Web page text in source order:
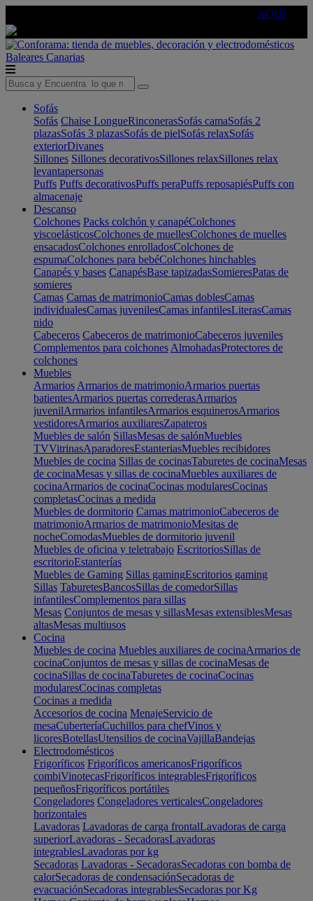
AQUÍ
Baleares Canarias
Sofás
Sofás Chaise LongueRinconerasSofás camaSofás 2
plazasSofás 3 plazasSofás de pielSofás relaxSofás
exteriorDivanes
Sillones Sillones decorativosSillones relaxSillones relax
levantapersonas
Puffs Puffs decorativosPuffs peraPuffs reposapiésPuffs con
almacenaje
Descanso
Colchones Packs colchón y canapéColchones
viscoelásticosColchones de muellesColchones de muelles
ensacadosColchones enrolladosColchones de
espumaColchones para bebéColchones hinchables
Canapés y bases CanapésBase tapizadasSomieresPatas de
somieres
Camas Camas de matrimonioCamas doblesCamas
individualesCamas juvenilesCamas infantilesLiterasCamas
nido
Cabeceros Cabeceros de matrimonioCabeceros juveniles
Complementos para colchones AlmohadasProtectores de
colchones
Muebles
Armarios Armarios de matrimonioArmarios puertas
batientesArmarios puertas correderasArmarios
juvenilArmarios infantilesArmarios esquinerosArmarios
vestidoresArmarios auxiliaresZapateros
Muebles de salón SillasMesas de salónMuebles
TVVitrinasAparadoresEstanteriasMuebles recibidores
Muebles de cocina Sillas de cocinasTaburetes de cocinaMesas
de cocinaMesas y sillas de cocinaMuebles auxiliares de
cocinaArmarios de cocinaCocinas modularesCocinas
completasCocinas a medida
Muebles de dormitorio Camas matrimonioCabeceros de
matrimonioArmarios de matrimonioMesitas de
nocheComodasMuebles de dormitorio juvenil
Muebles de oficina y teletrabajo EscritoriosSillas de
escritorioEstanterías
Muebles de Gaming Sillas gamingEscritorios gaming
Sillas TaburetesBancosSillas de comedorSillas
infantilesComplementos para sillas
Mesas Conjuntos de mesas y sillasMesas extensiblesMesas
altasMesas multiusos
Cocina
Muebles de cocina Muebles auxiliares de cocinaArmarios de
cocinaConjuntos de mesas y sillas de cocinaMesas de
cocinaSillas de cocinaTaburetes de cocinaCocinas
modularesCocinas completas
Cocinas a medida
Accesorios de cocina MenajeServicio de
mesaCuberteríaCuchillos para chefVinos y
licoresBotellasUtensilios de cocinaVajillaBandejas
Electrodomésticos
Frigoríficos Frigoríficos americanosFrigoríficos
combiVinotecasFrigoríficos integrablesFrigoríficos
pequeñosFrigoríficos portátiles
Congeladores Congeladores verticalesCongeladores
horizontales
Lavadoras Lavadoras de carga frontalLavadoras de carga
superiorLavadoras - SecadorasLavadoras
integrablesLavadoras por kg
Secadoras Lavadoras - SecadorasSecadoras con bomba de
calorSecadoras de condensaciónSecadoras de
evacuaciónSecadoras integrablesSecadoras por Kg